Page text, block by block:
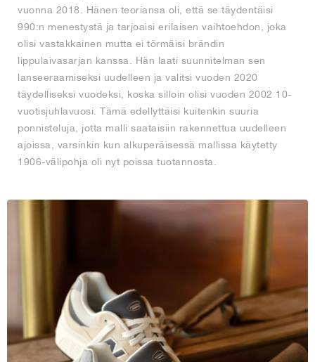
vuonna 2018. Hänen teoriansa oli, että se täydentäisi
990:n menestystä ja tarjoaisi erilaisen vaihtoehdon, joka
olisi vastakkainen mutta ei törmäisi brändin
lippulaivasarjan kanssa. Hän laati suunnitelman sen
lanseeraamiseksi uudelleen ja valitsi vuoden 2020
täydelliseksi vuodeksi, koska silloin olisi vuoden 2002 10-
vuotisjuhlavuosi. Tämä edellyttäisi kuitenkin suuria
ponnisteluja, jotta malli saataisiin rakennettua uudelleen
ajoissa, varsinkin kun alkuperäisessä mallissa käytetty
1906-välipohja oli nyt poissa tuotannosta.